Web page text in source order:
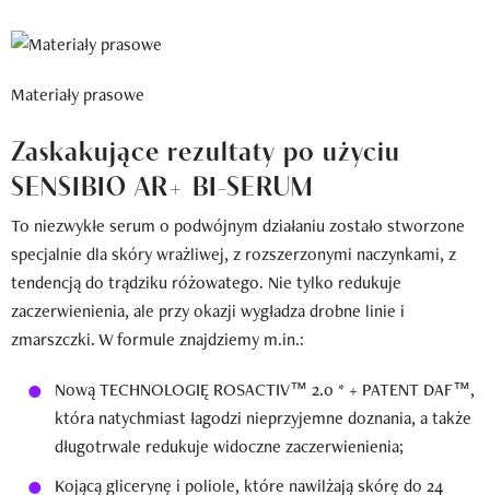
Materiały prasowe
Zaskakujące rezultaty po użyciu
SENSIBIO AR+ BI-SERUM
To niezwykłe serum o podwójnym działaniu zostało stworzone
specjalnie dla skóry wrażliwej, z rozszerzonymi naczynkami, z
tendencją do trądziku różowatego. Nie tylko redukuje
zaczerwienienia, ale przy okazji wygładza drobne linie i
zmarszczki. W formule znajdziemy m.in.:
Nową TECHNOLOGIĘ ROSACTIV™ 2.0 * + PATENT DAF™,
która natychmiast łagodzi nieprzyjemne doznania, a także
długotrwale redukuje widoczne zaczerwienienia;
Kojącą glicerynę i poliole, które nawilżają skórę do 24